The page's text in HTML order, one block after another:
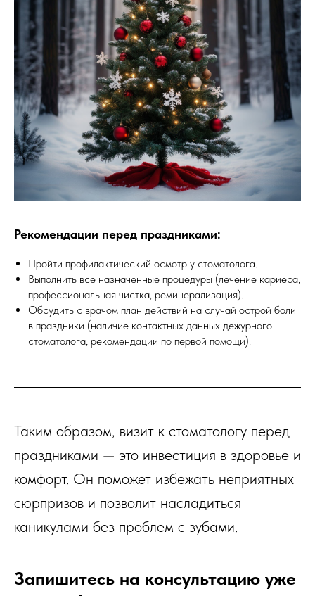
Рекомендации перед праздниками:
Пройти профилактический осмотр у стоматолога.
Выполнить все назначенные процедуры (лечение кариеса,
профессиональная чистка, реминерализация).
Обсудить с врачом план действий на случай острой боли
в праздники (наличие контактных данных дежурного
стоматолога, рекомендации по первой помощи).
Таким образом, визит к стоматологу перед
праздниками — это инвестиция в здоровье и
комфорт. Он поможет избежать неприятных
сюрпризов и позволит насладиться
каникулами без проблем с зубами.
Запишитесь на консультацию уже